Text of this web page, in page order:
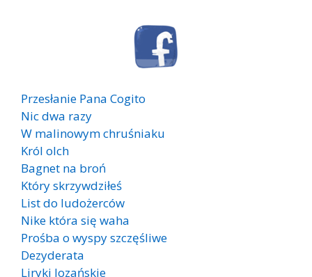
Przesłanie Pana Cogito
Nic dwa razy
W malinowym chruśniaku
Król olch
Bagnet na broń
Który skrzywdziłeś
List do ludożerców
Nike która się waha
Prośba o wyspy szczęśliwe
Dezyderata
Liryki lozańskie